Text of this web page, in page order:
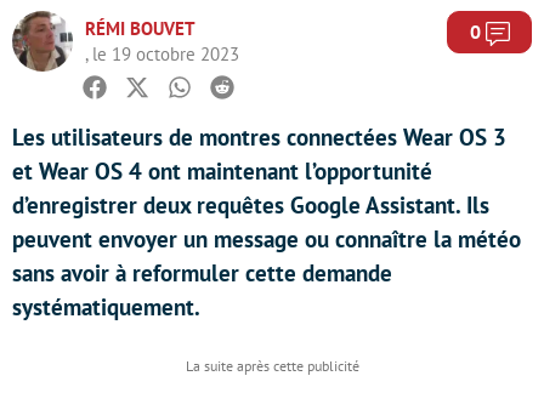
RÉMI BOUVET
, le 19 octobre 2023
0
Facebook
TwitterWhatsapp
Reddit
Les utilisateurs de montres connectées Wear OS 3
et Wear OS 4 ont maintenant l’opportunité
d’enregistrer deux requêtes Google Assistant. Ils
peuvent envoyer un message ou connaître la météo
sans avoir à reformuler cette demande
systématiquement.